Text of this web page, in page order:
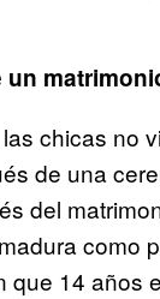
chicas no
de una
del
como
14 años